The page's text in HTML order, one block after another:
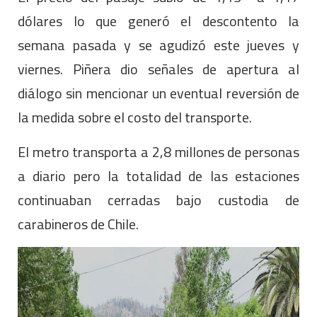
dólares lo que generó el descontento la
semana pasada y se agudizó este jueves y
viernes. Piñera dio señales de apertura al
diálogo sin mencionar un eventual reversión de
la medida sobre el costo del transporte.
El metro transporta a 2,8 millones de personas
a diario pero la totalidad de las estaciones
continuaban cerradas bajo custodia de
carabineros de Chile.